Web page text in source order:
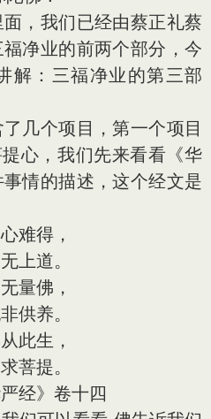
，我们已经由蔡正礼蔡
净业的前两个部分，今
解：三福净业的第三部
个项目，第一个项目
心，我们先来看看《华
情的描述，这个经文是
难得，
道。
量佛，
养。
此生，
提。
经》卷十四